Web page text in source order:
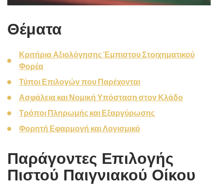
Θέματα
Κριτήρια Αξιολόγησης Έμπιστου Στοιχηματικού
Φορέα
Τύποι Επιλογών που Παρέχονται
Ασφάλεια και Νομική Υπόσταση στον Κλάδο
Τρόποι Πληρωμής και Εξαργύρωσης
Φορητή Εφαρμογή και Λογισμικό
Παράγοντες Επιλογής
Πιστού Παιγνιακού Οίκου